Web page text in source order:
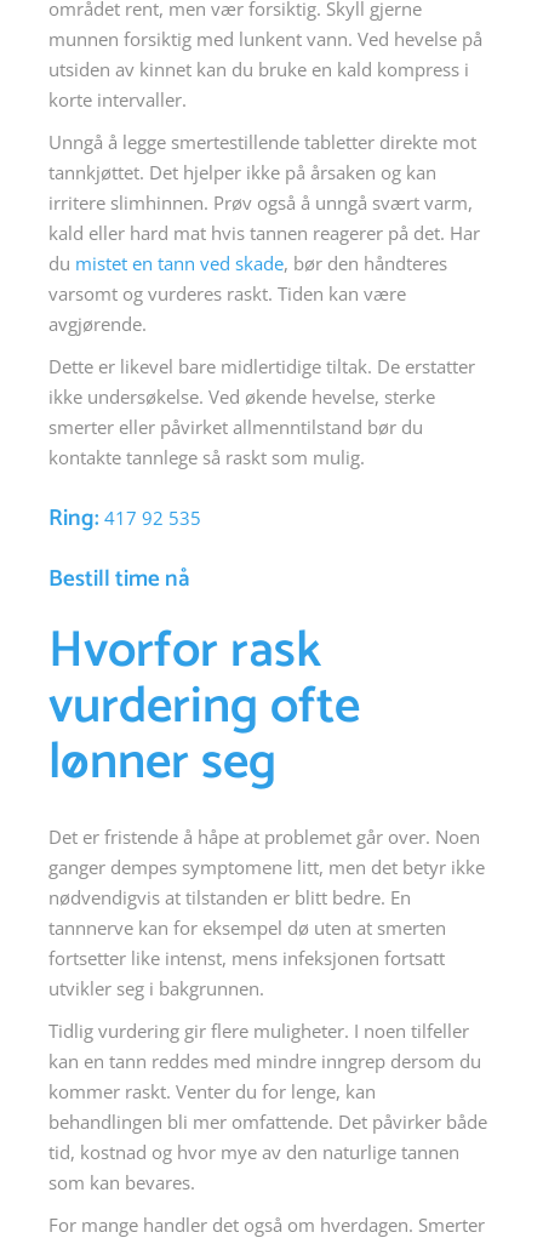
området rent, men vær forsiktig. Skyll gjerne
munnen forsiktig med lunkent vann. Ved hevelse på
utsiden av kinnet kan du bruke en kald kompress i
korte intervaller.
Unngå å legge smertestillende tabletter direkte mot
tannkjøttet. Det hjelper ikke på årsaken og kan
irritere slimhinnen. Prøv også å unngå svært varm,
kald eller hard mat hvis tannen reagerer på det. Har
du mistet en tann ved skade, bør den håndteres
varsomt og vurderes raskt. Tiden kan være
avgjørende.
Dette er likevel bare midlertidige tiltak. De erstatter
ikke undersøkelse. Ved økende hevelse, sterke
smerter eller påvirket allmenntilstand bør du
kontakte tannlege så raskt som mulig.
Ring:417 92 535
Bestill time nå
Hvorfor rask
vurdering ofte
lønner seg
Det er fristende å håpe at problemet går over. Noen
ganger dempes symptomene litt, men det betyr ikke
nødvendigvis at tilstanden er blitt bedre. En
tannnerve kan for eksempel dø uten at smerten
fortsetter like intenst, mens infeksjonen fortsatt
utvikler seg i bakgrunnen.
Tidlig vurdering gir flere muligheter. I noen tilfeller
kan en tann reddes med mindre inngrep dersom du
kommer raskt. Venter du for lenge, kan
behandlingen bli mer omfattende. Det påvirker både
tid, kostnad og hvor mye av den naturlige tannen
som kan bevares.
For mange handler det også om hverdagen. Smerter